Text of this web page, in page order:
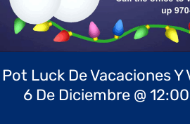
Pot Luck De Vacaciones Y
6 De Diciembre @